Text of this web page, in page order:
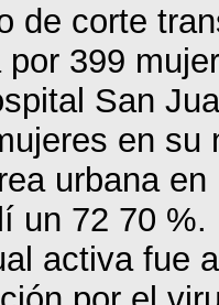
de corte
399
San
en
urbana
un 72 70
activa fue